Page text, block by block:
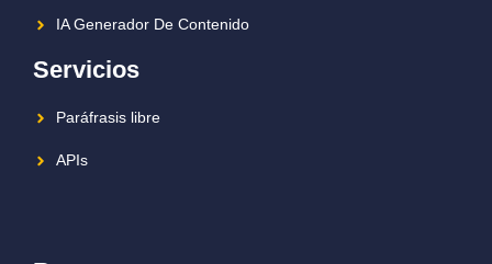
IA Generador De Contenido
Servicios
Paráfrasis libre
APIs